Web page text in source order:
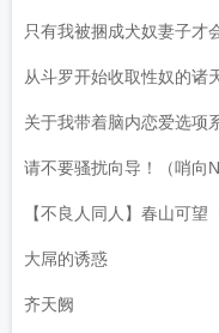
只有我被捆成犬奴妻子才
从斗罗开始收取性奴的诸
关于我带着脑内恋爱选项
请不要骚扰向导！（哨向
【不良人同人】春山可望
大屌的诱惑
齐天阙